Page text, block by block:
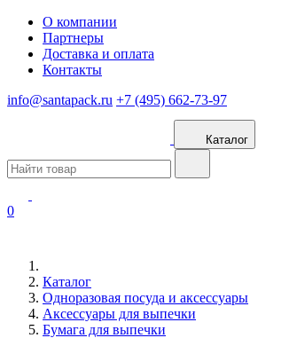
О компании
Партнеры
Доставка и оплата
Контакты
info@santapack.ru +7 (495) 662-73-97
Каталог
0
Каталог
Одноразовая посуда и аксессуары
Аксессуары для выпечки
Бумага для выпечки